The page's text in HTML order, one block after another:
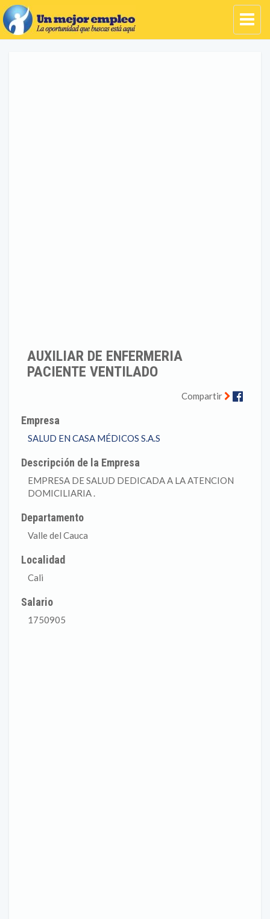
AUXILIAR DE ENFERMERIA
PACIENTE VENTILADO
Compartir
Empresa
SALUD EN CASA MÉDICOS S.A.S
Descripción de la Empresa
EMPRESA DE SALUD DEDICADA A LA ATENCION
DOMICILIARIA .
Departamento
Valle del Cauca
Localidad
Cali
Salario
1750905